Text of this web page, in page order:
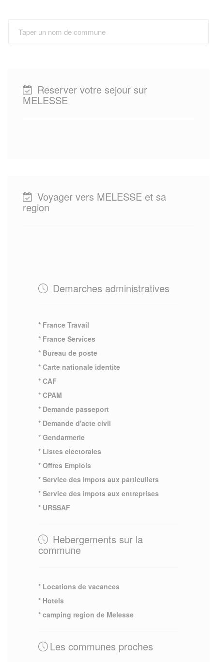
Reserver votre sejour sur
MELESSE
Voyager vers MELESSE et sa
region
Demarches administratives
* France Travail
* France Services
* Bureau de poste
* Carte nationale identite
* CAF
* CPAM
* Demande passeport
* Demande d'acte civil
* Gendarmerie
* Listes electorales
* Offres Emplois
* Service des impots aux particuliers
* Service des impots aux entreprises
* URSSAF
Hebergements sur la
commune
* Locations de vacances
* Hotels
* camping region de Melesse
Les communes proches